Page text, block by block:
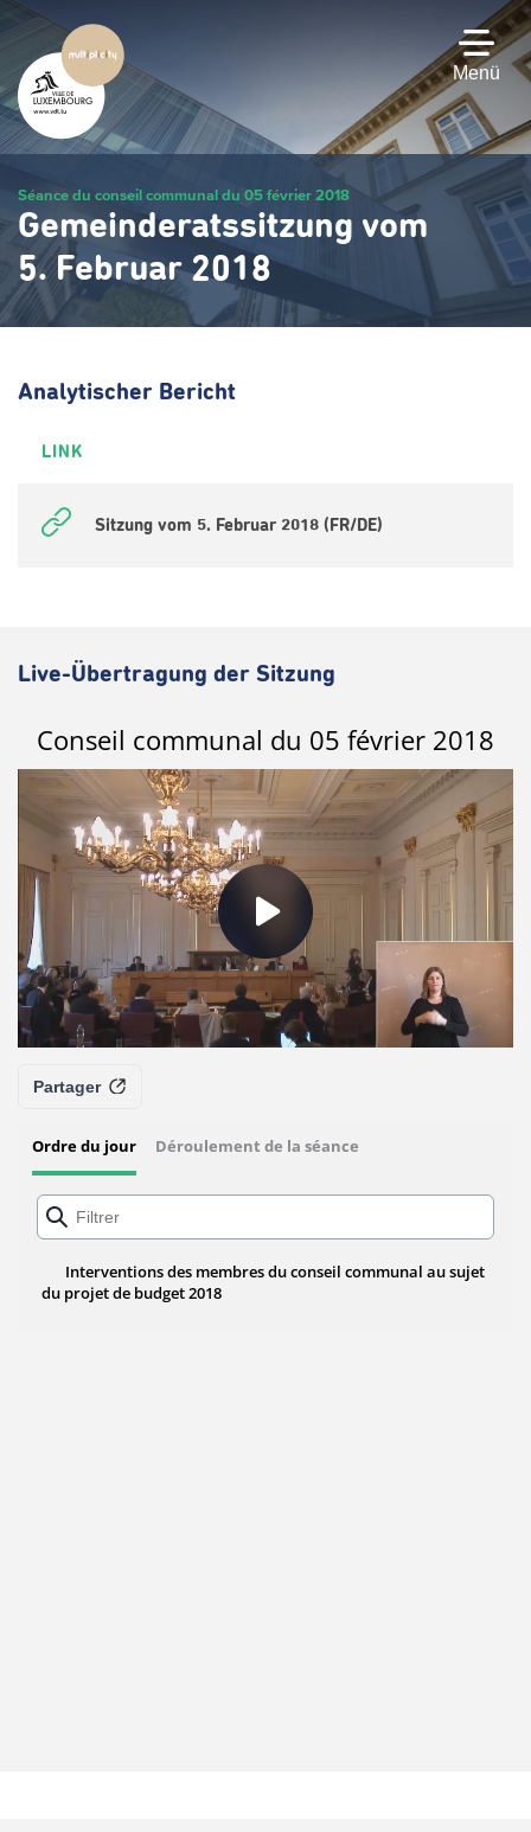
Zum
Hauptinhalt
gehen
Menü
Séance du conseil communal du 05 février 2018
Gemeinderatssitzung vom
5. Februar 2018
Analytischer Bericht
LINK
Sitzung vom 5. Februar 2018 (FR/DE)
Live-Übertragung der Sitzung